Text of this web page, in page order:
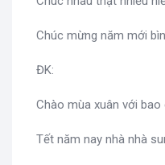
Chúc mừng năm mới
ĐK:
Chào mùa xuân với
Tết năm nay nhà nhà